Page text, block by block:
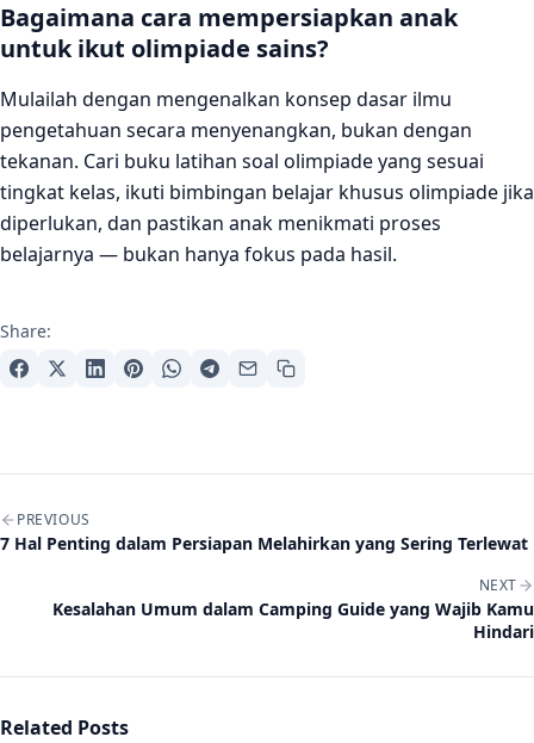
Bagaimana cara mempersiapkan anak
untuk ikut olimpiade sains?
Mulailah dengan mengenalkan konsep dasar ilmu
pengetahuan secara menyenangkan, bukan dengan
tekanan. Cari buku latihan soal olimpiade yang sesuai
tingkat kelas, ikuti bimbingan belajar khusus olimpiade jika
diperlukan, dan pastikan anak menikmati proses
belajarnya — bukan hanya fokus pada hasil.
Share:
Post navigation
PREVIOUS
7 Hal Penting dalam Persiapan Melahirkan yang Sering Terlewat
NEXT
Kesalahan Umum dalam Camping Guide yang Wajib Kamu
Hindari
Related Posts